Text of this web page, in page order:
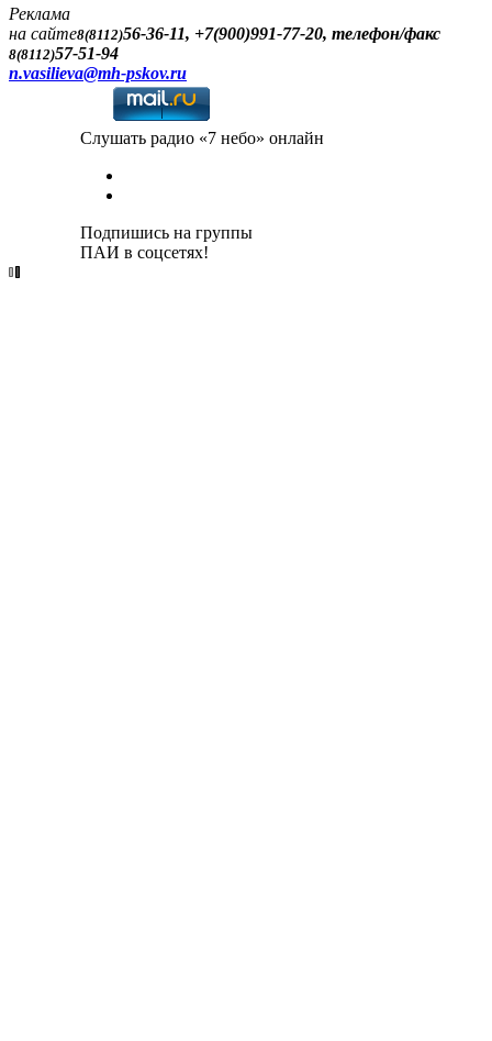
Реклама
на сайте8(8112)56-36-11, +7(900)991-77-20, телефон/факс
8(8112)57-51-94
n.vasilieva@mh-pskov.ru
Слушать радио «7 небо» онлайн
Подпишись на группы
ПАИ в соцсетях!